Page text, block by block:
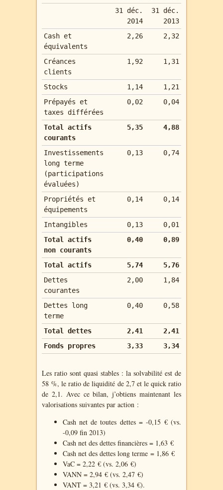
31 déc.
2014
31 déc.
2013
Cash et
équivalents
2,26 2,32
Créances
clients
1,92 1,31
Stocks 1,14
1,21
Prépayés et
taxes différées
0,02 0,04
Total actifs
courants
5,35 4,88
Investissements
long terme
(participations
évaluées)
0,13 0,74
Propriétés et
équipements
0,14 0,14
Intangibles 0,13
0,01
Total actifs
non courants
0,40 0,89
Total actifs 5,74
5,76
Dettes
courantes
2,00 1,84
Dettes long
terme
0,40 0,58
Total dettes 2,41
2,41
Fonds propres
3,33 3,34
Les ratio sont quasi stables : la solvabilité est de
58 %, le ratio de liquidité de 2,7 et le quick ratio
de 2,1. Avec ce bilan, j’obtiens maintenant les
valorisations suivantes par action :
Cash net de toutes dettes = -0,15 € (vs.
-0,09 fin 2013)
Cash net des dettes financières = 1,63 €
Cash net des dettes long terme = 1,86 €
VaC = 2,22 € (vs. 2,06 €)
VANN = 2,94 € (vs. 2,47 €)
VANT = 3,21 € (vs. 3,34 €).